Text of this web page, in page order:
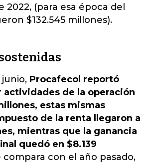
2022, (para esa época del
$132.545 millones).
Procafecol reportó
actividades de la operación
estas mismas
de la renta llegaron a
mientras que la ganancia
quedó en $8.139
compara con el año pasado,